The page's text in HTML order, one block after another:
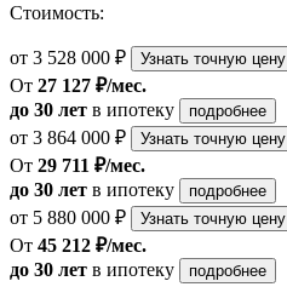
Стоимость:
от 3 528 000 ₽ Узнать точную цену
От 27 127 ₽/мес.
до 30 лет в ипотеку подробнее
от 3 864 000 ₽ Узнать точную цену
От 29 711 ₽/мес.
до 30 лет в ипотеку подробнее
от 5 880 000 ₽ Узнать точную цену
От 45 212 ₽/мес.
до 30 лет в ипотеку подробнее